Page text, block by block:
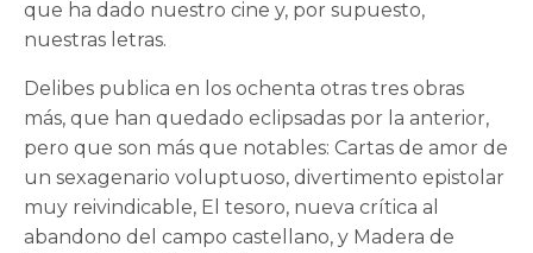
que ha dado nuestro cine y, por supuesto,
nuestras letras.
Delibes publica en los ochenta otras tres obras
más, que han quedado eclipsadas por la anterior,
pero que son más que notables: Cartas de amor de
un sexagenario voluptuoso, divertimento epistolar
muy reivindicable, El tesoro, nueva crítica al
abandono del campo castellano, y Madera de